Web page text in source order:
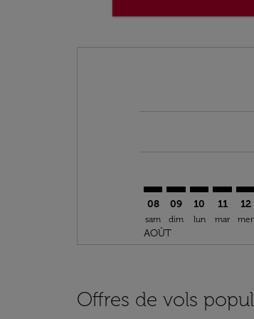
08
sam
AOÛT
09
dim
10
lun
11
mar
12
mer
Offres de vols